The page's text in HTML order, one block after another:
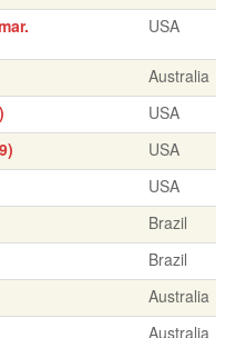
USA
Australia
USA
USA
USA
Brazil
Brazil
Australia
Australia